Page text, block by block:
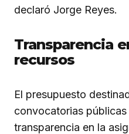
declaró Jorge Reyes.
Transparencia
recursos
El presupuesto
convocatorias
transparencia en la